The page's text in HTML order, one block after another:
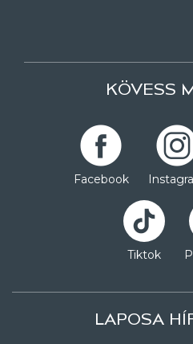
KÖVESS
Facebook
Tiktok
LAPOSA